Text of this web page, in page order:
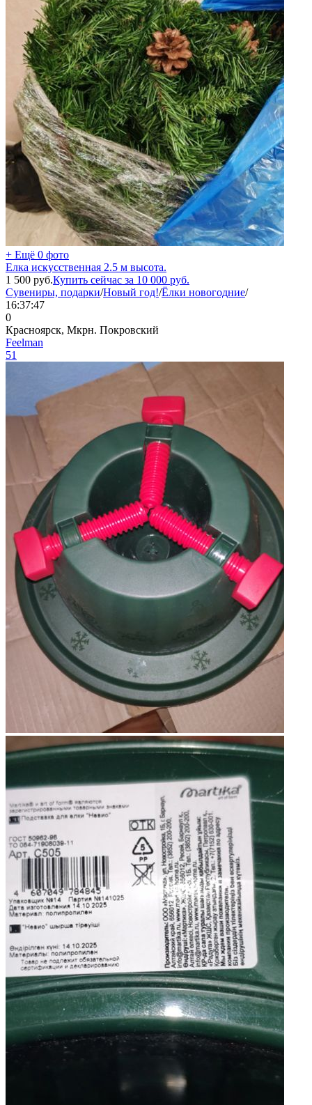
+ Ещё 0 фото
Елка искусственная 2.5 м высота.
1 500 руб.Купить сейчас за 10 000 руб.
Сувениры, подарки/Новый год!/Ёлки новогодние/
16:37:47
0
Красноярск, Мкрн. Покровский
Feelman
51